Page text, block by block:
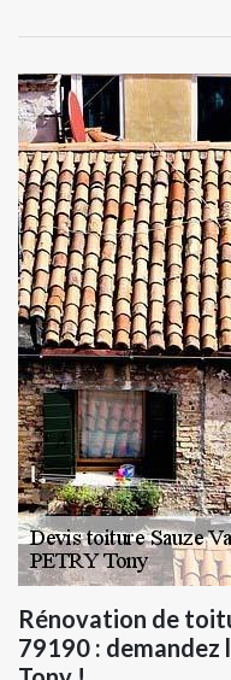
Rénovation de
79190 : demandez